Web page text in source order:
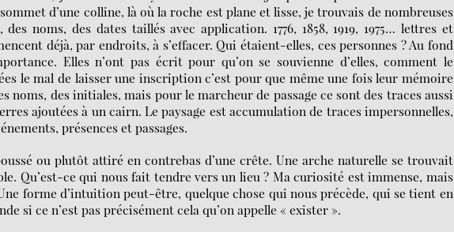
d’une colline, là où la roche est plane et lisse, je trouvais de nombreuses
noms, des dates taillés avec application. 1776, 1858, 1919, 1975… lettres et
déjà, par endroits, à s’effacer. Qui étaient-elles, ces personnes ? Au fond
Elles n’ont pas écrit pour qu’on se souvienne d’elles, comment le
le mal de laisser une inscription c’est pour que même une fois leur mémoire
noms, des initiales, mais pour le marcheur de passage ce sont des traces aussi
ajoutées à un cairn. Le paysage est accumulation de traces impersonnelles,
présences et passages.
ou plutôt attiré en contrebas d’une crête. Une arche naturelle se trouvait
Qu’est-ce qui nous fait tendre vers un lieu ? Ma curiosité est immense, mais
forme d’intuition peut-être, quelque chose qui nous précède, qui se tient en
si ce n’est pas précisément cela qu’on appelle « exister ».